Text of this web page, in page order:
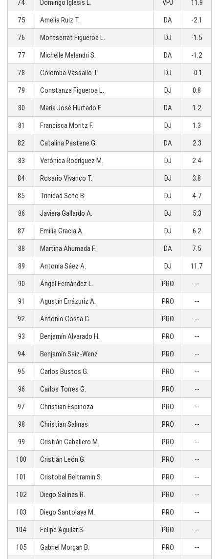
74
Domingo Iglesis L. VPJ
11.9
75
Amelia Ruiz T. DA
-2.1
76
Montserrat Figueroa L. DJ
-1.5
77
Michelle Melandri S. DA
-1.2
78
Colomba Vassallo T. DJ
-0.1
79
Constanza Figueroa L. DJ
0.8
80
María José Hurtado F. DA
1.2
81
Francisca Moritz F. DJ
1.3
82
Catalina Pastene G. DA
2.3
83
Verónica Rodríguez M. DJ
2.4
84
Rosario Vivanco T. DJ
3.8
85
Trinidad Soto B. DJ
4.7
86
Javiera Gallardo A. DJ
5.3
87
Emilia Gracia A. DJ
6.2
88
Martina Ahumada F. DA
7.5
89
Antonia Sáez A. DJ
11.7
90
Ángel Fernández L. PRO
--
91
Agustín Errázuriz A. PRO
--
92
Antonio Costa G. PRO
--
93
Benjamín Alvarado H. PRO
--
94
Benjamín Saiz-Wenz PRO
--
95
Carlos Bustos G. PRO
--
96
Carlos Torres G. PRO
--
97
Christian Espinoza PRO
--
98
Christian Salinas PRO
--
99
Cristián Caballero M. PRO
--
100
Cristián León G. PRO
--
101
Cristobal Beltramin S. PRO
--
102
Diego Salinas R. PRO
--
103
Diego Santolaya M. PRO
--
104
Felipe Aguilar S. PRO
--
105
Gabriel Morgan B. PRO
--